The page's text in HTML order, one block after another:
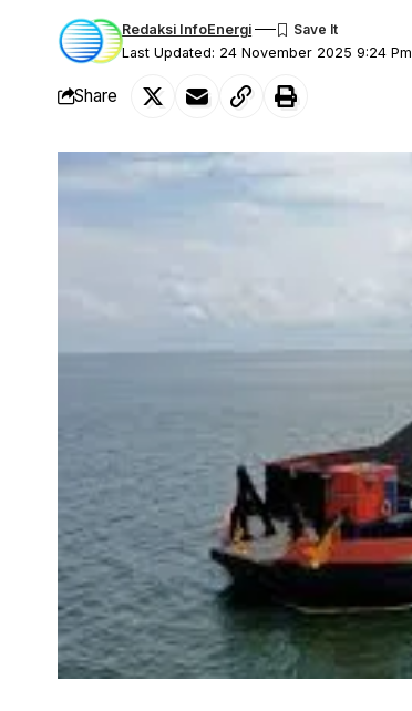
Last Updated: 24 November 2025 9:24 Pm
Redaksi InfoEnergi
Share